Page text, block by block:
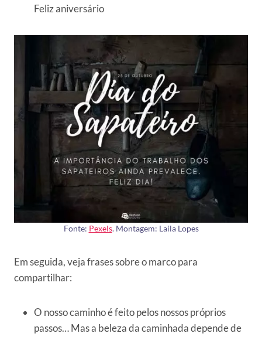
Feliz aniversário
Fonte: Pexels. Montagem: Laila Lopes
Em seguida, veja frases sobre o marco para
compartilhar:
O nosso caminho é feito pelos nossos próprios
passos… Mas a beleza da caminhada depende de